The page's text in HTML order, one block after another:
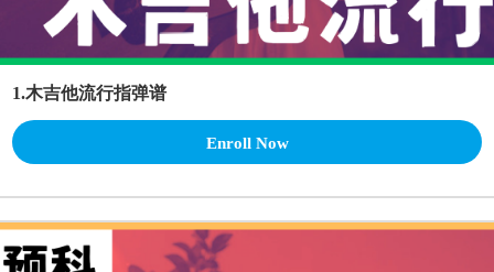
1.木吉他流行指弹谱
Enroll Now